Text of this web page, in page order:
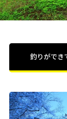
釣りができ